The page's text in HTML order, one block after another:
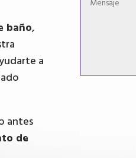
baño,
a
antes
de